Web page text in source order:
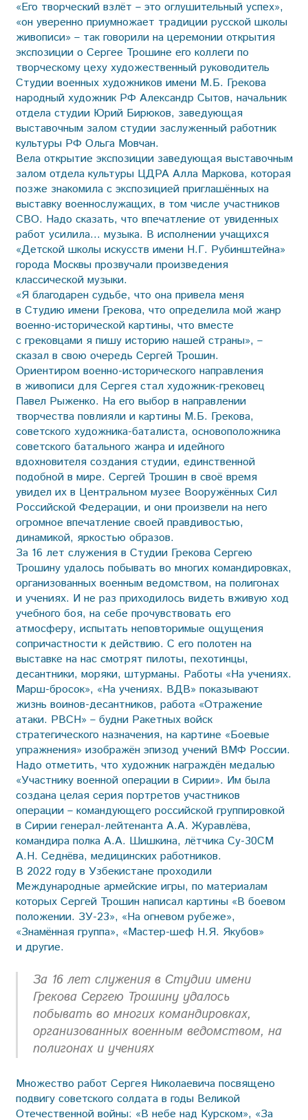
«Его творческий взлёт – это оглушительный успех»,
«он уверенно приумножает традиции русской школы
живописи» – так говорили на церемонии открытия
экспозиции о Сергее Трошине его коллеги по
творческому цеху художественный руководитель
Студии военных художников имени М.Б. Грекова
народный художник РФ Александр Сытов, начальник
отдела студии Юрий Бирюков, заведующая
выставочным залом студии заслуженный работник
культуры РФ Ольга Мовчан.
Вела открытие экспозиции заведующая выставочным
залом отдела культуры ЦДРА Алла Маркова, которая
позже знакомила с экспозицией приглашённых на
выставку военнослужащих, в том числе участников
СВО. Надо сказать, что впечатление от увиденных
работ усилила… музыка. В исполнении учащихся
«Детской школы искусств имени Н.Г. Рубинштейна»
города Москвы прозвучали произведения
классической музыки.
«Я благодарен судьбе, что она привела меня
в Студию имени Грекова, что определила мой жанр
военно-исторической картины, что вместе
с грековцами я пишу историю нашей страны», –
сказал в свою очередь Сергей Трошин.
Ориентиром военно-исторического направления
в живописи для Сергея стал художник-грековец
Павел Рыженко. На его выбор в направлении
творчества повлияли и картины М.Б. Грекова,
советского художника-баталиста, основоположника
советского батального жанра и идейного
вдохновителя создания студии, единственной
подобной в мире. Сергей Трошин в своё время
увидел их в Центральном музее Вооружённых Сил
Российской Федерации, и они произвели на него
огромное впечатление своей правдивостью,
динамикой, яркостью образов.
За 16 лет служения в Студии Грекова Сергею
Трошину удалось побывать во многих командировках,
организованных военным ведомством, на полигонах
и учениях. И не раз приходилось видеть вживую ход
учебного боя, на себе прочувствовать его
атмосферу, испытать неповторимые ощущения
сопричастности к действию. С его полотен на
выставке на нас смотрят пилоты, пехотинцы,
десантники, моряки, штурманы. Работы «На учениях.
Марш-бросок», «На учениях. ВДВ» показывают
жизнь воинов-десантников, работа «Отражение
атаки. РВСН» – будни Ракетных войск
стратегического назначения, на картине «Боевые
упражнения» изображён эпизод учений ВМФ России.
Надо отметить, что художник награждён медалью
«Участнику военной операции в Сирии». Им была
создана целая серия портретов участников
операции – командующего российской группировкой
в Сирии генерал-лейтенанта А.А. Журавлёва,
командира полка А.А. Шишкина, лётчика Су-30СМ
А.Н. Седнёва, медицинских работников.
В 2022 году в Узбекистане проходили
Международные армейские игры, по материалам
которых Сергей Трошин написал картины «В боевом
положении. ЗУ-23», «На огневом рубеже»,
«Знамённая группа», «Мастер-шеф Н.Я. Якубов»
и другие.
За 16 лет служения в Студии имени
Грекова Сергею Трошину удалось
побывать во многих командировках,
организованных военным ведомством, на
полигонах и учениях
Множество работ Сергея Николаевича посвящено
подвигу советского солдата в годы Великой
Отечественной войны: «В небе над Курском», «За